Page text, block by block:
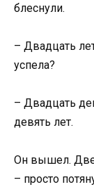
блеснули.
– Двадцать
успела?
– Двадцать
девять лет.
Он вышел.
– просто